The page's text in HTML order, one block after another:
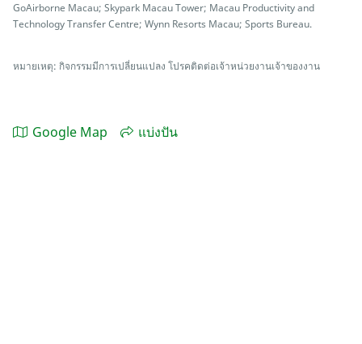
GoAirborne Macau; Skypark Macau Tower; Macau Productivity and
Technology Transfer Centre; Wynn Resorts Macau; Sports Bureau.
หมายเหตุ: กิจกรรมมีการเปลี่ยนแปลง โปรคติดต่อเจ้าหน่วยงานเจ้าของงาน
Google Map แบ่งปัน